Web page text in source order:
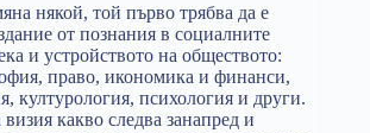
някой, той първо трябва да е
от познания в социалните
и устройството на обществото:
право, икономика и финанси,
културология, психология и други.
какво следва занапред и